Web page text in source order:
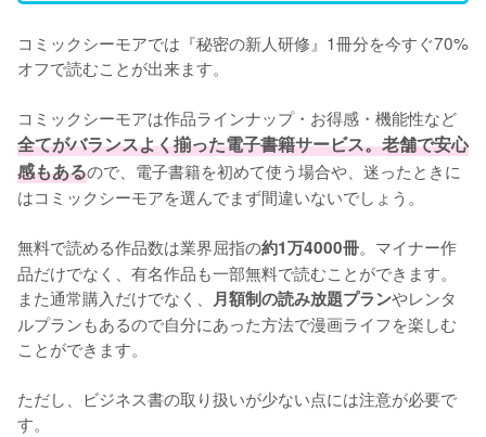
コミックシーモアでは『秘密の新人研修』1冊分を今すぐ70%
オフで読むことが出来ます。
コミックシーモアは作品ラインナップ・お得感・機能性など
全てがバランスよく揃った電子書籍サービス。老舗で安心
感もあるので、電子書籍を初めて使う場合や、迷ったときに
はコミックシーモアを選んでまず間違いないでしょう。
無料で読める作品数は業界屈指の約1万4000冊。マイナー作
品だけでなく、有名作品も一部無料で読むことができます。
また通常購入だけでなく、 月額制の読み放題プランやレンタ
ルプランもあるので自分にあった方法で漫画ライフを楽しむ
ことができます。
ただし、ビジネス書の取り扱いが少ない点には注意が必要で
す。